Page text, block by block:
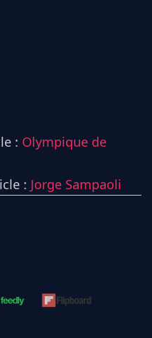
: Olympique de
: Jorge Sampaoli